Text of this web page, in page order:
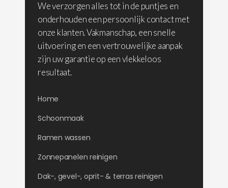
We verzorgen alles tot in de puntjes en
onderhouden een persoonlijk contact met
onze klanten. Vakmanschap, een snelle
uitvoering en een vertrouwelijke aanpak
zijn uw garantie op een vlekkeloos
resultaat.
Home
Schoonmaak
Ramen wassen
Zonnepanelen reinigen
Dak-, gevel-, oprit- & terras reinigen